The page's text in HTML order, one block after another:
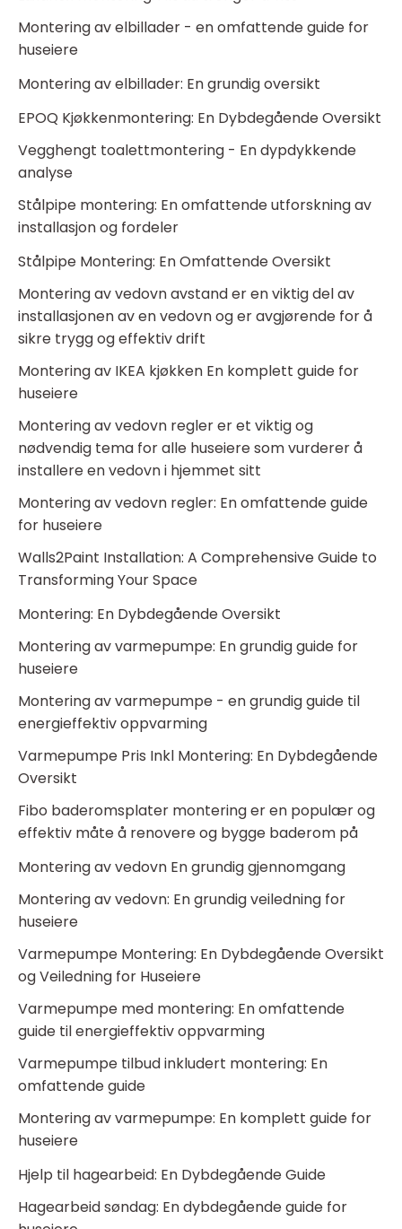
Montering av elbillader - en omfattende guide for
huseiere
Montering av elbillader: En grundig oversikt
EPOQ Kjøkkenmontering: En Dybdegående Oversikt
Vegghengt toalettmontering - En dypdykkende
analyse
Stålpipe montering: En omfattende utforskning av
installasjon og fordeler
Stålpipe Montering: En Omfattende Oversikt
Montering av vedovn avstand er en viktig del av
installasjonen av en vedovn og er avgjørende for å
sikre trygg og effektiv drift
Montering av IKEA kjøkken En komplett guide for
huseiere
Montering av vedovn regler er et viktig og
nødvendig tema for alle huseiere som vurderer å
installere en vedovn i hjemmet sitt
Montering av vedovn regler: En omfattende guide
for huseiere
Walls2Paint Installation: A Comprehensive Guide to
Transforming Your Space
Montering: En Dybdegående Oversikt
Montering av varmepumpe: En grundig guide for
huseiere
Montering av varmepumpe - en grundig guide til
energieffektiv oppvarming
Varmepumpe Pris Inkl Montering: En Dybdegående
Oversikt
Fibo baderomsplater montering er en populær og
effektiv måte å renovere og bygge baderom på
Montering av vedovn En grundig gjennomgang
Montering av vedovn: En grundig veiledning for
huseiere
Varmepumpe Montering: En Dybdegående Oversikt
og Veiledning for Huseiere
Varmepumpe med montering: En omfattende
guide til energieffektiv oppvarming
Varmepumpe tilbud inkludert montering: En
omfattende guide
Montering av varmepumpe: En komplett guide for
huseiere
Hjelp til hagearbeid: En Dybdegående Guide
Hagearbeid søndag: En dybdegående guide for